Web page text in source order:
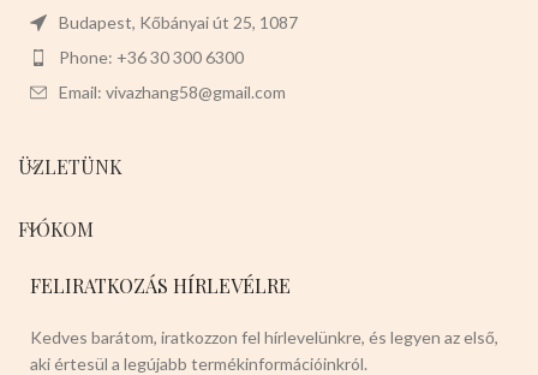
Budapest, Kőbányai út 25, 1087
Phone: +36 30 300 6300
Email: vivazhang58@gmail.com
ÜZLETÜNK
FIÓKOM
FELIRATKOZÁS HÍRLEVÉLRE
Kedves barátom, iratkozzon fel hírlevelünkre, és legyen az első,
aki értesül a legújabb termékinformációinkról.